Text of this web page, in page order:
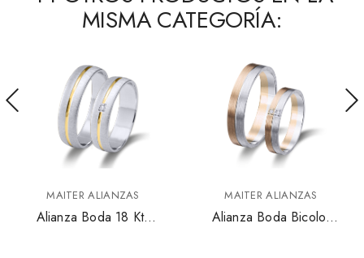
MISMA CATEGORÍA:
MAITER ALIANZAS
Alianza Boda 18 Kts
MAITER ALIANZAS
Alianza Boda Bicolor